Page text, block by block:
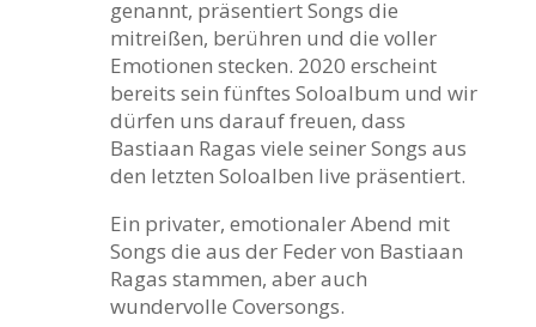
genannt, präsentiert Songs die
mitreißen, berühren und die voller
Emotionen stecken. 2020 erscheint
bereits sein fünftes Soloalbum und wir
dürfen uns darauf freuen, dass
Bastiaan Ragas viele seiner Songs aus
den letzten Soloalben live präsentiert.
Ein privater, emotionaler Abend mit
Songs die aus der Feder von Bastiaan
Ragas stammen, aber auch
wundervolle Coversongs.